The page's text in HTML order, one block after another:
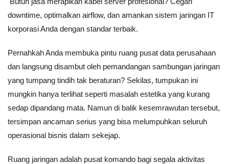
downtime, optimalkan airflow, dan amankan sistem jaringan IT
korporasi Anda dengan standar terbaik.
Pernahkah Anda membuka pintu ruang pusat data perusahaan
dan langsung disambut oleh pemandangan sambungan jaringan
yang tumpang tindih tak beraturan? Sekilas, tumpukan ini
mungkin hanya terlihat seperti masalah estetika yang kurang
sedap dipandang mata. Namun di balik kesemrawutan tersebut,
tersimpan ancaman serius yang bisa melumpuhkan seluruh
operasional bisnis dalam sekejap.
Ruang jaringan adalah pusat komando bagi segala aktivitas